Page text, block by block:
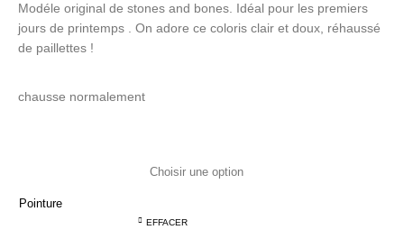
Modéle original de stones and bones. Idéal pour les premiers
jours de printemps . On adore ce coloris clair et doux, réhaussé
de paillettes !
chausse normalement
Pointure
EFFACER